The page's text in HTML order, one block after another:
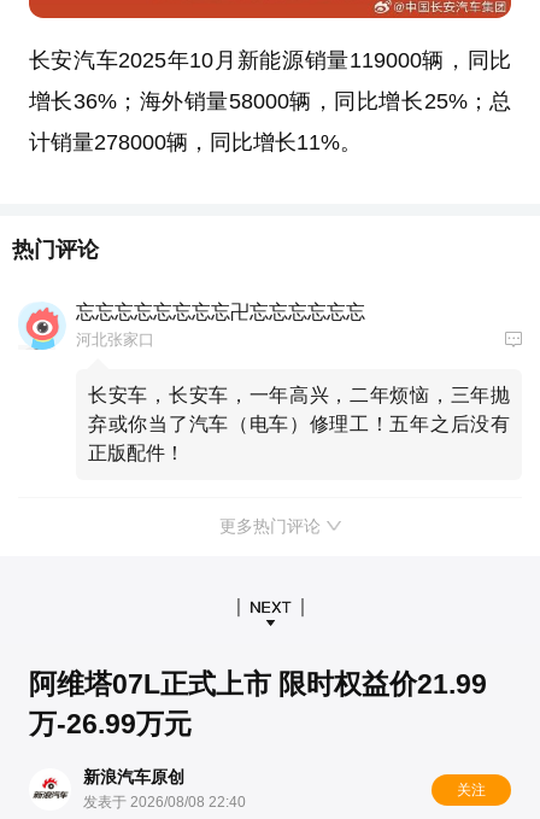
长安汽车2025年10月新能源销量119000辆，同比
增长36%；海外销量58000辆，同比增长25%；总
计销量278000辆，同比增长11%。
热门评论
忘忘忘忘忘忘忘忘卍忘忘忘忘忘忘
河北张家口
长安车，长安车，一年高兴，二年烦恼，三年抛
弃或你当了汽车（电车）修理工！五年之后没有
正版配件！
更多热门评论
阿维塔07L正式上市 限时权益价21.99
万-26.99万元
新浪汽车原创
发表于 2026/08/08 22:40
关注